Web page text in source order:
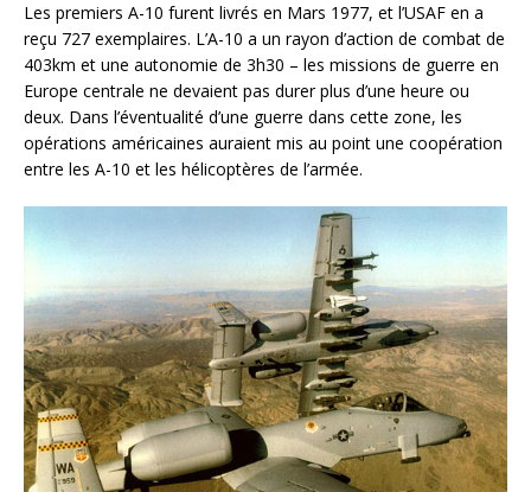
Les premiers A-10 furent livrés en Mars 1977, et l’USAF en a
reçu 727 exemplaires. L’A-10 a un rayon d’action de combat de
403km et une autonomie de 3h30 – les missions de guerre en
Europe centrale ne devaient pas durer plus d’une heure ou
deux. Dans l’éventualité d’une guerre dans cette zone, les
opérations américaines auraient mis au point une coopération
entre les A-10 et les hélicoptères de l’armée.